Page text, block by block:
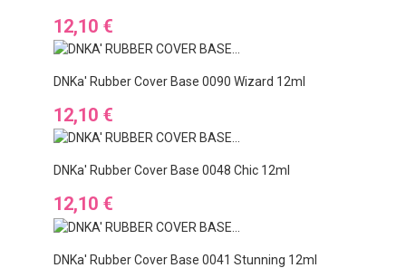
Cena
12,10 €
DNKa' Rubber Cover Base 0090 Wizard 12ml
Cena
12,10 €
DNKa' Rubber Cover Base 0048 Chic 12ml
Cena
12,10 €
DNKa' Rubber Cover Base 0041 Stunning 12ml